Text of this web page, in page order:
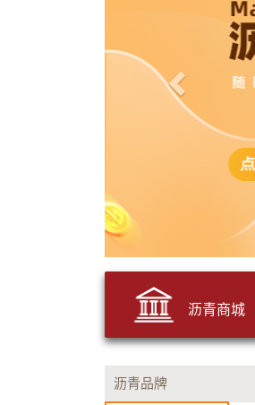
沥青商城
沥青品牌